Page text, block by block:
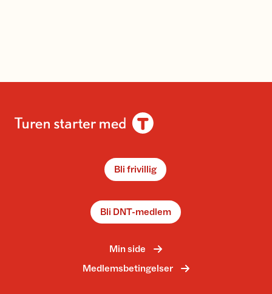
Bli frivillig
Bli DNT-medlem
Min side
Medlemsbetingelser